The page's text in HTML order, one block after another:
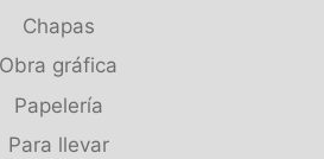
Chapas
Obra gráfica
Papelería
Para llevar